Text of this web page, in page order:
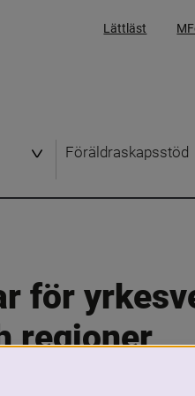
Lättläst
Föräldraskapsstöd
för
regioner